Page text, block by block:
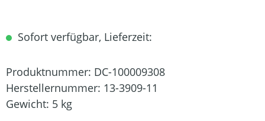
Sofort verfügbar, Lieferzeit:
Produktnummer: DC-100009308
Herstellernummer: 13-3909-11
Gewicht: 5 kg